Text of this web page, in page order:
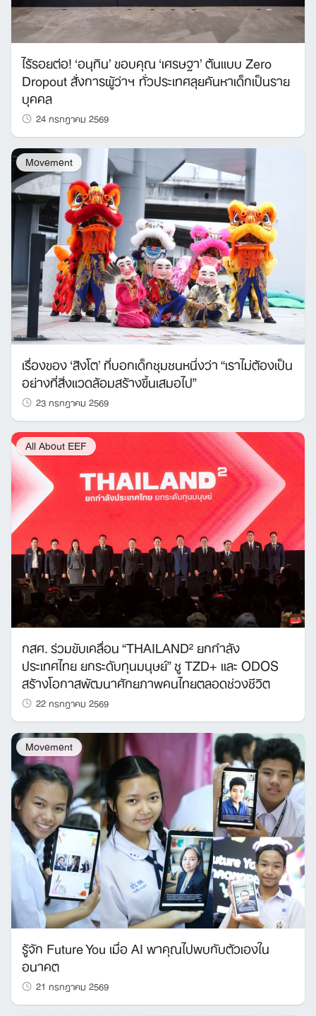
ไร้รอยต่อ! ‘อนุทิน’ ขอบคุณ ‘เศรษฐา’ ต้นแบบ Zero
Dropout สั่งการผู้ว่าฯ ทั่วประเทศลุยค้นหาเด็กเป็นราย
บุคคล
24 กรกฎาคม 2569
Movement
เรื่องของ ‘สิงโต’ ที่บอกเด็กชุมชนหนึ่งว่า “เราไม่ต้องเป็น
อย่างที่สิ่งแวดล้อมสร้างขึ้นเสมอไป”
23 กรกฎาคม 2569
All About EEF
กสศ. ร่วมขับเคลื่อน “THAILAND² ยกกำลัง
ประเทศไทย ยกระดับทุนมนุษย์” ชู TZD+ และ ODOS
สร้างโอกาสพัฒนาศักยภาพคนไทยตลอดช่วงชีวิต
22 กรกฎาคม 2569
Movement
รู้จัก Future You เมื่อ AI พาคุณไปพบกับตัวเองใน
อนาคต
21 กรกฎาคม 2569